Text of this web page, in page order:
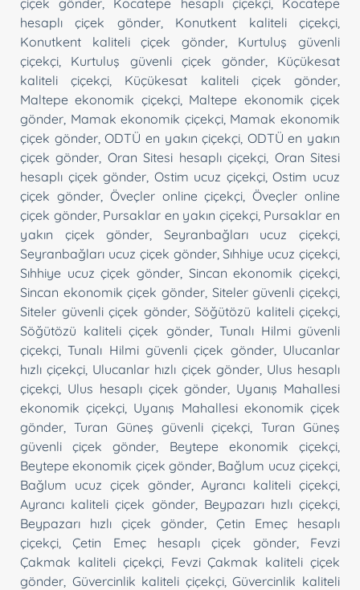
hesaplı çiçek gönder, Konutkent kaliteli çiçekçi
Konutkent kaliteli çiçek gönder, Kurtuluş güvenli
çiçekçi
Kurtuluş güvenli çiçek gönder, Küçükesat
kaliteli çiçekçi
Küçükesat kaliteli çiçek gönder
Maltepe ekonomik çiçekçi, Maltepe ekonomik çiçek
gönder Mamak ekonomik çiçekçi, Mamak ekonomik
çiçek gönder,ODTÜ en yakın çiçekçi ODTÜ en yakın
çiçek gönder Oran Sitesi hesaplı çiçekçi Oran Sitesi
hesaplı çiçek gönder Ostim ucuz çiçekçi,Ostim ucuz
çiçek gönder, Öveçler online çiçekçi ,Öveçler online
çiçek gönder, Pursaklar en yakın çiçekçi, Pursaklar en
yakın çiçek gönder
Seyranbağları ucuz çiçekçi
Seyranbağları ucuz çiçek gönder,Sıhhiye ucuz çiçekçi
Sıhhiye ucuz çiçek gönder Sincan ekonomik çiçekçi
Sincan ekonomik çiçek gönder Siteler güvenli çiçekçi
Siteler güvenli çiçek gönder, Söğütözü kaliteli çiçekçi
Söğütözü kaliteli çiçek gönder, Tunalı Hilmi güvenli
çiçekçi ,Tunalı Hilmi güvenli çiçek gönder, Ulucanlar
hızlı çiçekçi Ulucanlar hızlı çiçek gönder, Ulus hesaplı
çiçekçi Ulus hesaplı çiçek gönder Uyanış Mahallesi
ekonomik çiçekçi Uyanış Mahallesi ekonomik çiçek
gönder ,Turan Güneş güvenli çiçekçi
Turan Güneş
güvenli çiçek gönder
Beytepe ekonomik çiçekçi
Beytepe ekonomik çiçek gönder Bağlum ucuz çiçekçi
Bağlum ucuz çiçek gönder,Ayrancı kaliteli çiçekçi
Ayrancı kaliteli çiçek gönder, Beypazarı hızlı çiçekçi
Beypazarı hızlı çiçek gönder
Çetin Emeç hesaplı
çiçekçi ,Çetin Emeç hesaplı çiçek gönder, Fevzi
Çakmak kaliteli çiçekçi, Fevzi Çakmak kaliteli çiçek
gönder Güvercinlik kaliteli çiçekçi,Güvercinlik kaliteli